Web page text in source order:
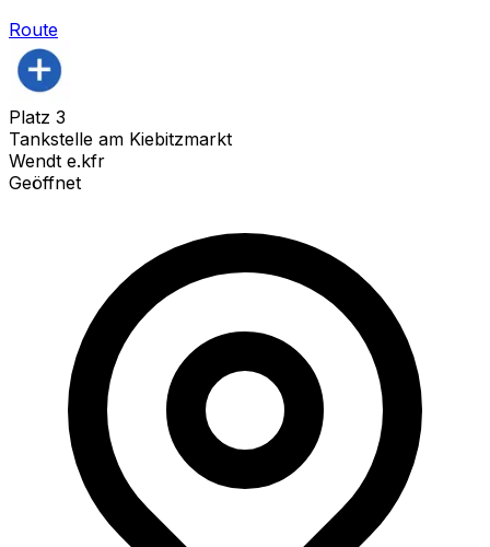
Route
Platz 3
Tankstelle am Kiebitzmarkt
Wendt e.kfr
Geöffnet